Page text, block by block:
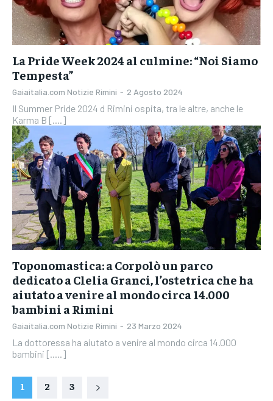
La Pride Week 2024 al culmine: “Noi Siamo
Tempesta”
Gaiaitalia.com Notizie Rimini - 2 Agosto 2024
Il Summer Pride 2024 d Rimini ospita, tra le altre, anche le
Karma B [....]
Toponomastica: a Corpolò un parco
dedicato a Clelia Granci, l’ostetrica che ha
aiutato a venire al mondo circa 14.000
bambini a Rimini
Gaiaitalia.com Notizie Rimini - 23 Marzo 2024
La dottoressa ha aiutato a venire al mondo circa 14.000
bambini [.....]
1 2 3